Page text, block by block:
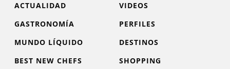
ACTUALIDAD
VIDEOS
GASTRONOMÍA
PERFILES
MUNDO LÍQUIDO
DESTINOS
BEST NEW CHEFS
SHOPPING